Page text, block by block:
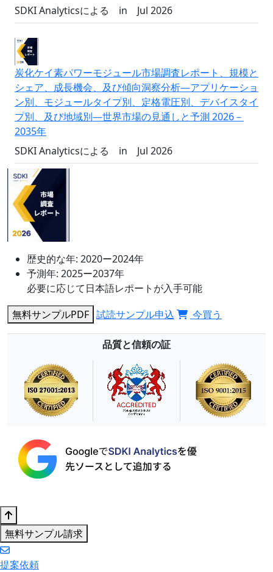
SDKI Analyticsによる
in Jul 2026
炭化ケイ素パワーモジュール市場調査レポート、規模と
シェア、成長機会、及び傾向洞察分析―アプリケーショ
ン別、モジュールタイプ別、定格電圧別、デバイスタイ
プ別、及び地域別―世界市場の見通しと予測 2026－
2035年
SDKI Analyticsによる
in Jul 2026
歴史的な年: 2020ー2024年
予測年: 2025ー2037年
必要に応じて日本語レポートが入手可能
無料サンプルPDF 試読サンプル申込 今買う
品質と信頼の証
無料サンプル請求
提案依頼